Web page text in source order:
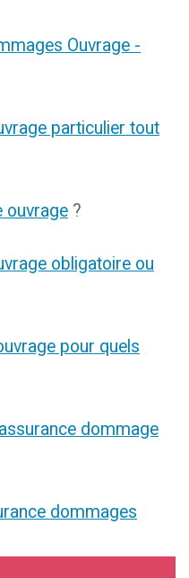
Ouvrage -
particulier tout
ouvrage ?
obligatoire ou
pour quels
dommage
dommages